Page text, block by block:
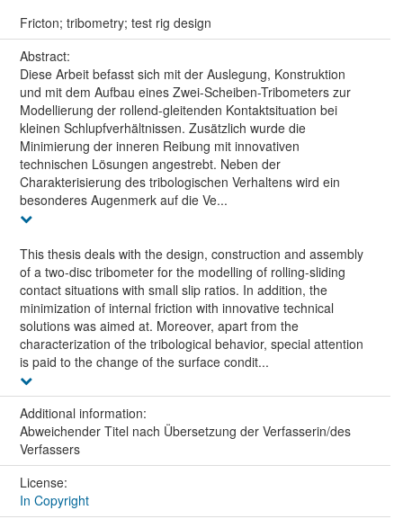
Fricton; tribometry; test rig design
Abstract:
Diese Arbeit befasst sich mit der Auslegung, Konstruktion
und mit dem Aufbau eines Zwei-Scheiben-Tribometers zur
Modellierung der rollend-gleitenden Kontaktsituation bei
kleinen Schlupfverhältnissen. Zusätzlich wurde die
Minimierung der inneren Reibung mit innovativen
technischen Lösungen angestrebt. Neben der
Charakterisierung des tribologischen Verhaltens wird ein
besonderes Augenmerk auf die Ve...
This thesis deals with the design, construction and assembly
of a two-disc tribometer for the modelling of rolling-sliding
contact situations with small slip ratios. In addition, the
minimization of internal friction with innovative technical
solutions was aimed at. Moreover, apart from the
characterization of the tribological behavior, special attention
is paid to the change of the surface condit...
Additional information:
Abweichender Titel nach Übersetzung der Verfasserin/des
Verfassers
License:
In Copyright